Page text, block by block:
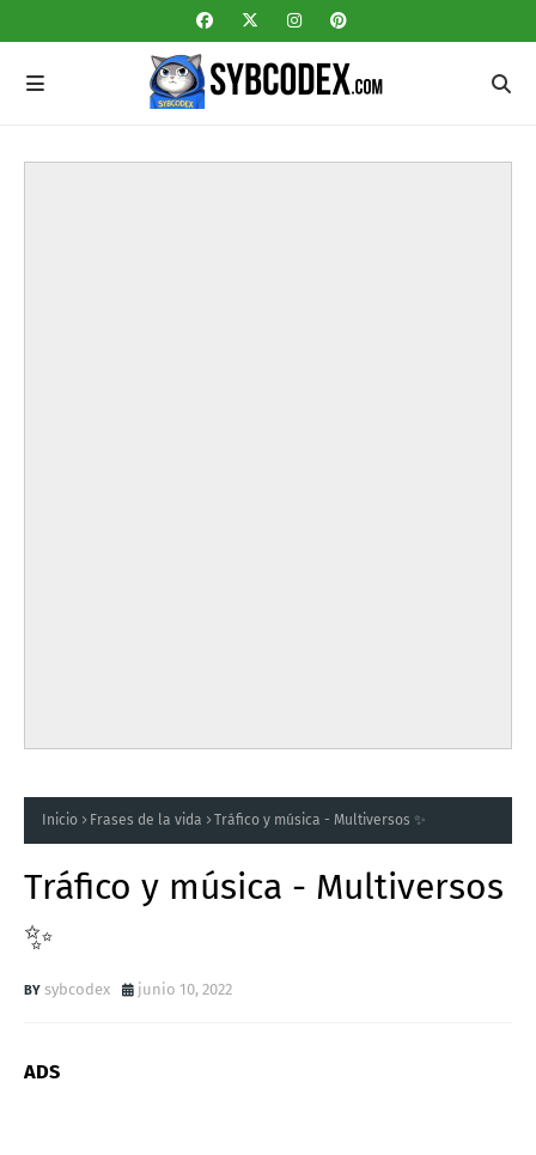
Inicio Frases de la vida Tráfico y música - Multiversos ✨
Tráfico y música - Multiversos
✨
sybcodex junio 10, 2022
ADS